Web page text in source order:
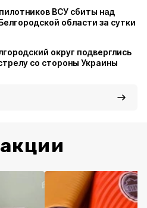
ВСУ сбиты над
области за сутки
округ подверглись
со стороны Украины